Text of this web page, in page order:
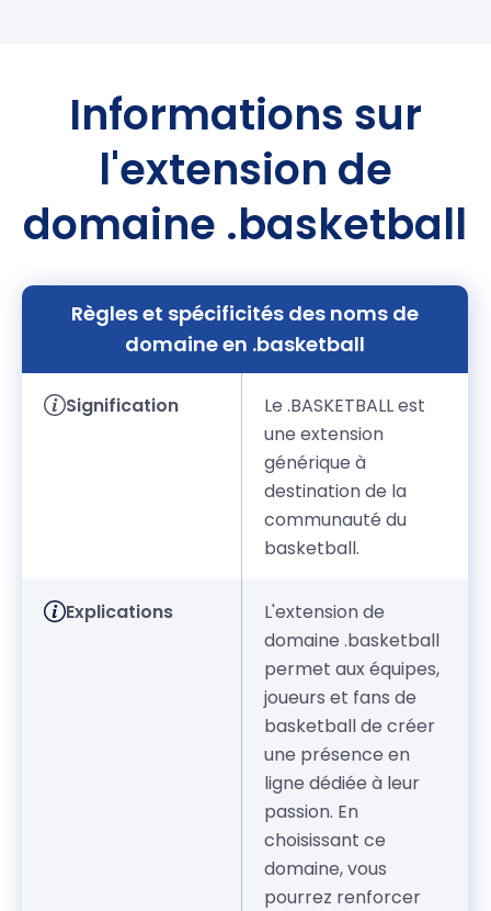
Informations sur
l'extension de
domaine .basketball
Règles et spécificités des noms de
domaine en .basketball
Signification
Le .BASKETBALL est
une extension
générique à
destination de la
communauté du
basketball.
Explications
L'extension de
domaine .basketball
permet aux équipes,
joueurs et fans de
basketball de créer
une présence en
ligne dédiée à leur
passion. En
choisissant ce
domaine, vous
pourrez renforcer